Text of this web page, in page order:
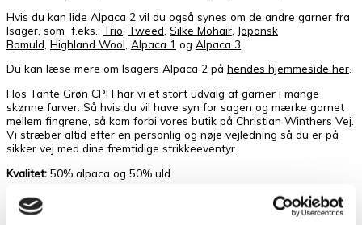
Hvis du kan lide Alpaca 2 vil du også synes om de andre garner fra
Isager, som f.eks.: Trio Tweed Silke Mohair Japansk
Bomuld Highland Wool Alpaca 1 og Alpaca 3
Du kan læse mere om Isagers Alpaca 2 på hendes hjemmeside her
Hos Tante Grøn CPH har vi et stort udvalg af garner i mange
skønne farver. Så hvis du vil have syn for sagen og mærke garnet
mellem fingrene, så kom forbi vores butik på Christian Winthers Vej.
Vi stræber altid efter en personlig og nøje vejledning så du er på
sikker vej med dine fremtidige strikkeeventyr.
Kvalitet: 50% alpaca og 50% uld
Løbelængde/Yardage: